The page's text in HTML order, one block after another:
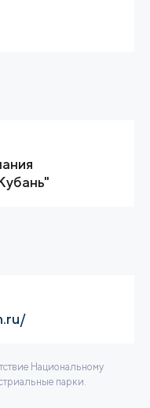
Национальному
парки.